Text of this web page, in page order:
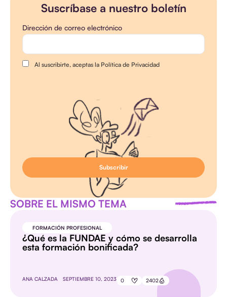
Suscríbase a nuestro boletín
Dirección de correo electrónico
Al suscribirte, aceptas la Política de Privacidad
SOBRE EL MISMO TEMA
FORMACIÓN PROFESIONAL
¿Qué es la FUNDAE y cómo se desarrolla
esta formación bonificada?
ANA CALZADA SEPTIEMBRE 10, 2023 0 2402